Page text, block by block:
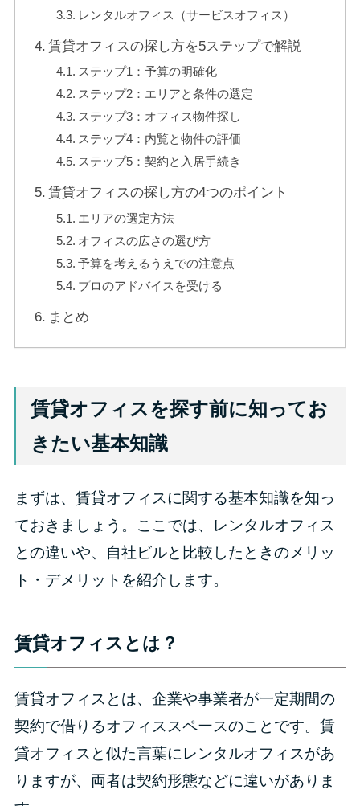
レンタルオフィス（サービスオフィス）
賃貸オフィスの探し方を5ステップで解説
ステップ1：予算の明確化
ステップ2：エリアと条件の選定
ステップ3：オフィス物件探し
ステップ4：内覧と物件の評価
ステップ5：契約と入居手続き
賃貸オフィスの探し方の4つのポイント
エリアの選定方法
オフィスの広さの選び方
予算を考えるうえでの注意点
プロのアドバイスを受ける
まとめ
賃貸オフィスを探す前に知ってお
きたい基本知識
まずは、賃貸オフィスに関する基本知識を知っ
ておきましょう。ここでは、レンタルオフィス
との違いや、自社ビルと比較したときのメリッ
ト・デメリットを紹介します。
賃貸オフィスとは？
賃貸オフィスとは、企業や事業者が一定期間の
契約で借りるオフィススペースのことです。賃
貸オフィスと似た言葉にレンタルオフィスがあ
りますが、両者は契約形態などに違いがありま